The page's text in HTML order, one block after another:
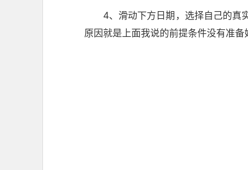
4、滑动下方日期，选择自己的真
原因就是上面我说的前提条件没有准备